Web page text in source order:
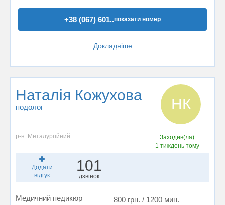
+38 (067) 601..показати номер
Докладніше
Наталія Кожухова
подолог НК
р-н. Металургійний
Заходив(ла)
1 тиждень тому
Додати
відгук
101
дзвінок
Медичний педикюр 800 грн. / 1200 мин.